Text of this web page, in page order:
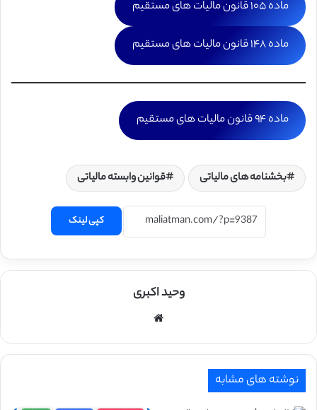
ماده ۱۰۵ قانون مالیات های مستقیم
ماده ۱۴۸ قانون مالیات های مستقیم
ماده ۹۴ قانون مالیات های مستقیم
بخشنامه های مالیاتی قوانین وابسته مالیاتی
کپی لینک
وحید اکبری
نوشته های مشابه